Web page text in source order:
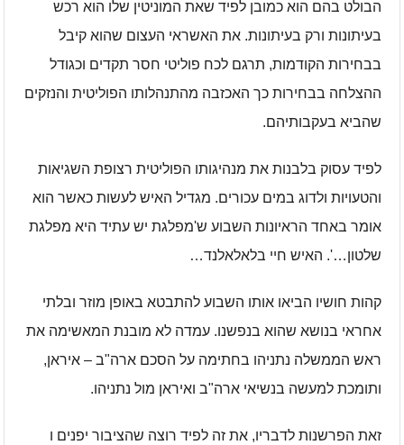
הבולט בהם הוא כמובן לפיד שאת המוניטין שלו הוא רכש
בעיתונות ורק בעיתונות. את האשראי העצום שהוא קיבל
בבחירות הקודמות, תרגם לכח פוליטי חסר תקדים וכגודל
ההצלחה בבחירות כך האכזבה מהתנהלותו הפוליטית והנזקים
שהביא בעקבותיהם.
לפיד עסוק בלבנות את מנהיגותו הפוליטית רצופת השגיאות
והטעויות ולדוג במים עכורים. מגדיל האיש לעשות כאשר הוא
אומר באחד הראיונות השבוע ש'מפלגת יש עתיד היא מפלגת
שלטון…'. האיש חיי בלאלאלנד…
קהות חושיו הביאו אותו השבוע להתבטא באופן מוזר ובלתי
אחראי בנושא שהוא בנפשנו. עמדה לא מובנת המאשימה את
ראש הממשלה נתניהו בחתימה על הסכם ארה"ב – איראן,
ותומכת למעשה בנשיאי ארה"ב ואיראן מול נתניהו.
זאת הפרשנות לדבריו, את זה לפיד רוצה שהציבור יפנים ו